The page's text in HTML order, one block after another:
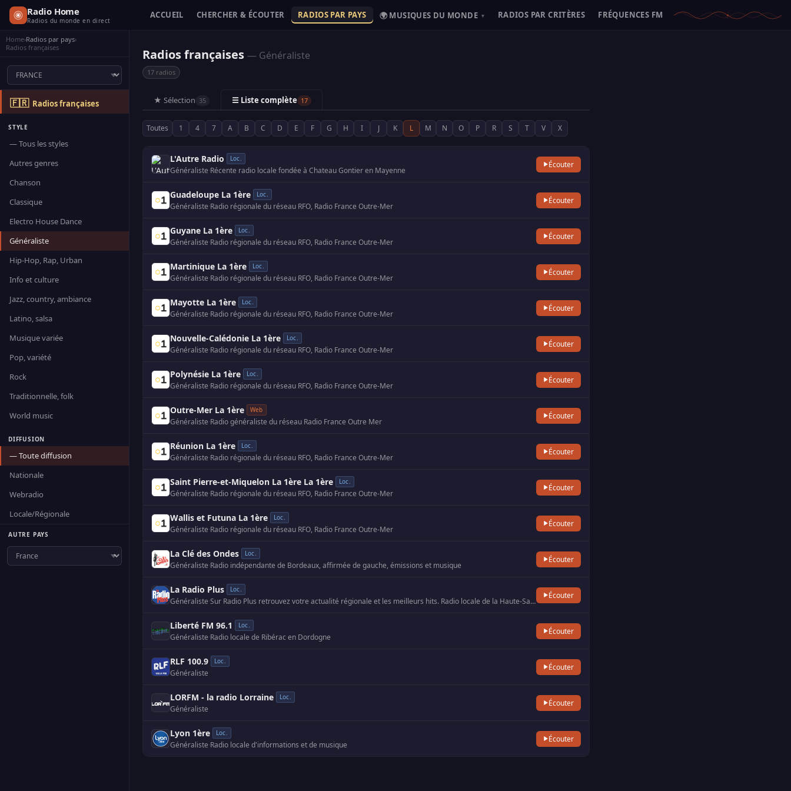
Radio Home
Radios du monde en direct
ACCUEIL CHERCHER & ÉCOUTER RADIOS PAR PAYS 🌍 MUSIQUES DU MONDE ▾ RADIOS PAR CRITÈRES FRÉQUENCES FM
Home›Radios par pays›
Radios françaises
🇫🇷 Radios françaises
STYLE
— Tous les styles
Autres genres
Chanson
Classique
Electro House Dance
Généraliste
Hip-Hop, Rap, Urban
Info et culture
Jazz, country, ambiance
Latino, salsa
Musique variée
Pop, variété
Rock
Traditionnelle, folk
World music
DIFFUSION
— Toute diffusion
Nationale
Webradio
Locale/Régionale
AUTRE PAYS
Radios françaises — Généraliste
17 radios
★ Sélection 35 ☰ Liste complète 17
Toutes 1 4 7 A B C D E F G H I J K L M N O P R S T V X
L'Autre Radio Loc.
Généraliste·Récente radio locale fondée à Chateau Gontier en Mayenne
Écouter
Guadeloupe La 1ère Loc.
Généraliste·Radio régionale du réseau RFO, Radio France Outre-Mer
Écouter
Guyane La 1ère Loc.
Généraliste·Radio régionale du réseau RFO, Radio France Outre-Mer
Écouter
Martinique La 1ère Loc.
Généraliste·Radio régionale du réseau RFO, Radio France Outre-Mer
Écouter
Mayotte La 1ère Loc.
Généraliste·Radio régionale du réseau RFO, Radio France Outre-Mer
Écouter
Nouvelle-Calédonie La 1ère Loc.
Généraliste·Radio régionale du réseau RFO, Radio France Outre-Mer
Écouter
Polynésie La 1ère Loc.
Généraliste·Radio régionale du réseau RFO, Radio France Outre-Mer
Écouter
Outre-Mer La 1ère Web
Généraliste·Radio généraliste du réseau Radio France Outre Mer
Écouter
Réunion La 1ère Loc.
Généraliste·Radio régionale du réseau RFO, Radio France Outre-Mer
Écouter
Saint Pierre-et-Miquelon La 1ère La 1ère Loc.
Généraliste·Radio régionale du réseau RFO, Radio France Outre-Mer
Écouter
Wallis et Futuna La 1ère Loc.
Généraliste·Radio régionale du réseau RFO, Radio France Outre-Mer
Écouter
La Clé des Ondes Loc.
Généraliste·Radio indépendante de Bordeaux, affirmée de gauche, émissions et musique
Écouter
La Radio Plus Loc.
Généraliste· Sur Radio Plus retrouvez votre actualité régionale et les meilleurs hits. Radio locale de la Haute-Savoie.
Écouter
Liberté FM 96.1 Loc.
Généraliste·Radio locale de Ribérac en Dordogne
Écouter
RLF 100.9 Loc.
Généraliste
Écouter
LORFM - la radio Lorraine Loc.
Généraliste
Écouter
Lyon 1ère Loc.
Généraliste·Radio locale d'informations et de musique
Écouter